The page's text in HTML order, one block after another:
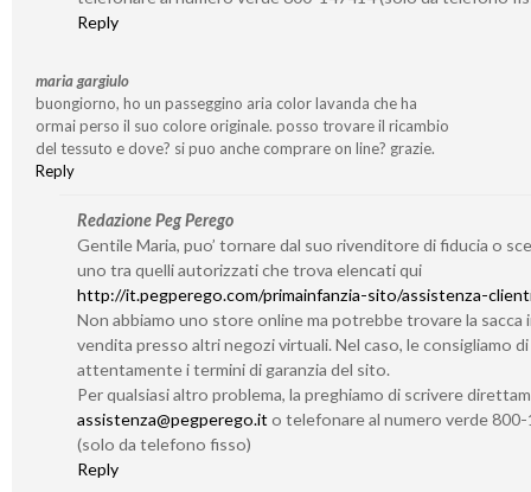
Reply
maria gargiulo
buongiorno, ho un passeggino aria color lavanda che ha
ormai perso il suo colore originale. posso trovare il ricambio
del tessuto e dove? si puo anche comprare on line? grazie.
Reply
Redazione Peg Perego
Gentile Maria, puo’ tornare dal suo rivenditore di fiducia o
uno tra quelli autorizzati che trova elencati qui
http://it.pegperego.com/primainfanzia-sito/assistenza-
Non abbiamo uno store online ma potrebbe trovare la sacca
vendita presso altri negozi virtuali. Nel caso, le consigliamo
attentamente i termini di garanzia del sito.
Per qualsiasi altro problema, la preghiamo di scrivere
assistenza@pegperego.ito telefonare al numero verde 800-
(solo da telefono fisso)
Reply